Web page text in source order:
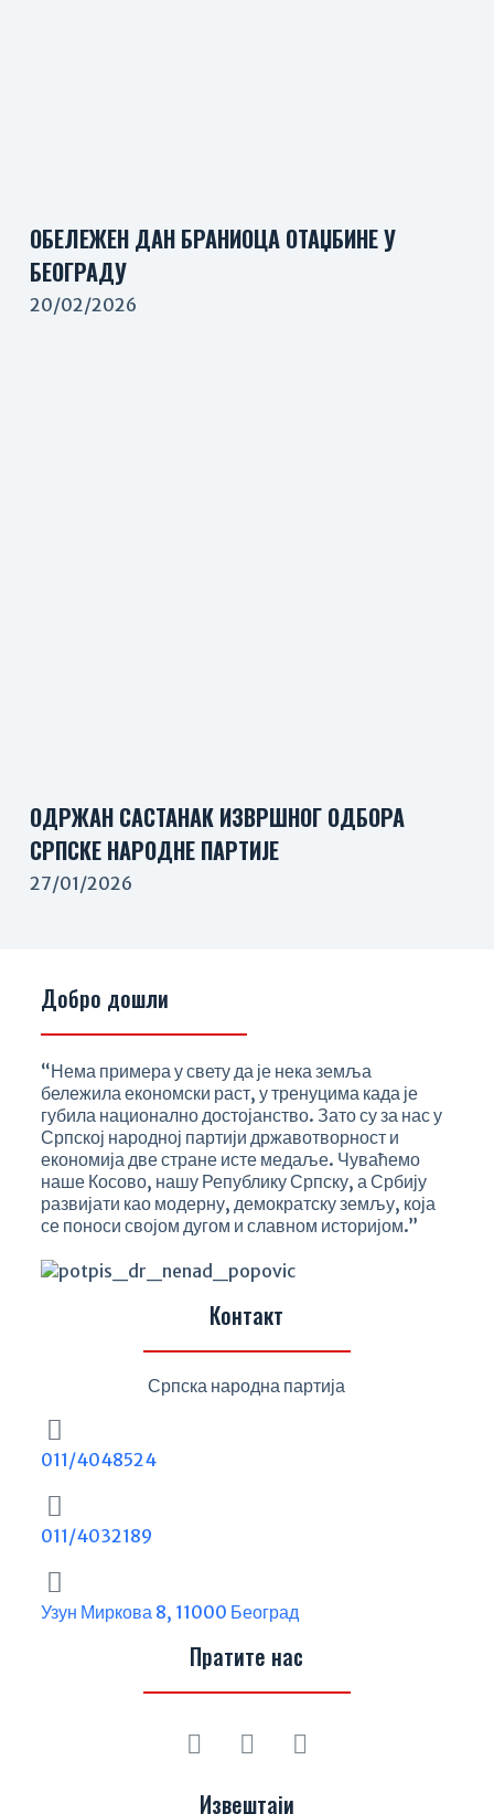
ОБЕЛЕЖЕН ДАН БРАНИОЦА ОТАЏБИНЕ У
БЕОГРАДУ
20/02/2026
ОДРЖАН САСТАНАК ИЗВРШНОГ ОДБОРА
СРПСКЕ НАРОДНЕ ПАРТИЈЕ
27/01/2026
Добро дошли
“Нема примера у свету да је нека земља
бележила економски раст, у тренуцима када је
губила национално достојанство. Зато су за нас у
Српској народној партији државотворност и
економија две стране исте медаље. Чуваћемо
наше Косово, нашу Републику Српску, а Србију
развијати као модерну, демократску земљу, која
се поноси својом дугом и славном историјом.”
Контакт
Српска народна партија
011/4048524
011/4032189
Узун Миркова 8, 11000 Београд
Пратите нас
Извештаји